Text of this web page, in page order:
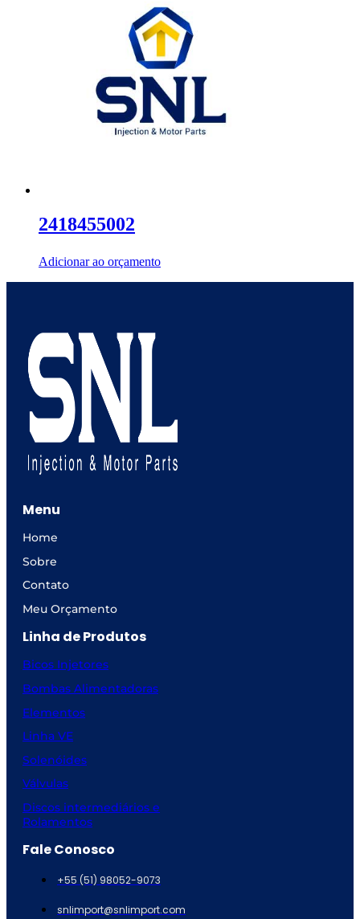
2418455002
Adicionar ao orçamento
Menu
Home
Sobre
Contato
Meu Orçamento
Linha de Produtos
Bicos Injetores
Bombas Alimentadoras
Elementos
Linha VE
Solenóides
Válvulas
Discos intermediários e
Rolamentos
Fale Conosco
+55 (51) 98052-9073
snlimport@snlimport.com